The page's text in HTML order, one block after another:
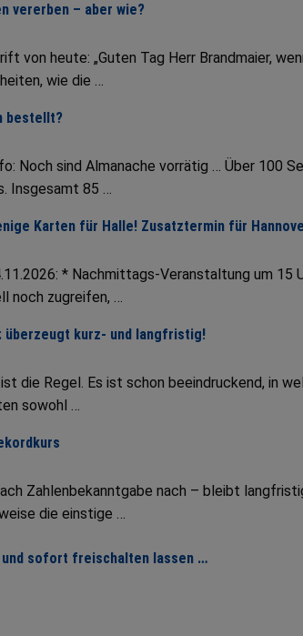
vererben – aber wie?
von heute: „Guten Tag Herr Brandmaier,
wie die …
bestellt?
Noch sind Almanache vorrätig … Über 100
Insgesamt 85 …
Karten für Halle! Zusatztermin für
* Nachmittags-Veranstaltung um 15
noch zugreifen, …
überzeugt kurz- und langfristig!
die Regel. Es ist schon beeindruckend, in
sowohl …
Zahlenbekanntgabe nach – bleibt
die einstige …
und sofort freischalten lassen …